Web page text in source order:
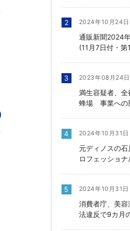
2 2024年10月24
通販新聞2024
(11月7日付・
3 2023年08月24
満生容疑者、
蜂場 事業への
4 2024年10月31
元ディノスの
ロフェッショ
5 2024年10月31
消費者庁、美容
法違反で9カ月